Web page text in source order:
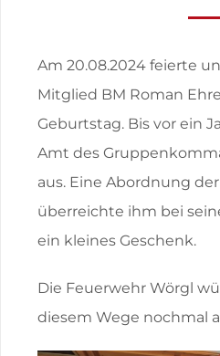
Am 20.08.2024 feierte
Mitglied BM Roman
Geburtstag. Bis vor ein
Amt des
aus. Eine Abordnung
überreichte ihm bei
ein kleines Geschenk.
Die Feuerwehr Wörgl
diesem Wege nochmal